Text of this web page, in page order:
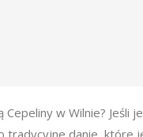
Cepeliny w Wilnie? Jeśli